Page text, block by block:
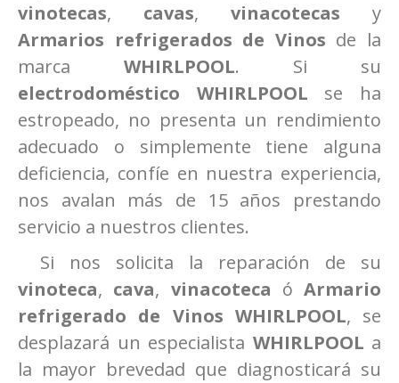
vinotecas, cavas, vinacotecas y
Armarios refrigerados de Vinos de la
marca WHIRLPOOL. Si su
electrodoméstico WHIRLPOOL se ha
estropeado, no presenta un rendimiento
adecuado o simplemente tiene alguna
deficiencia, confíe en nuestra experiencia,
nos avalan más de 15 años prestando
servicio a nuestros clientes.
Si nos solicita la reparación de su
vinoteca, cava, vinacoteca ó Armario
refrigerado de Vinos WHIRLPOOL, se
desplazará un especialista WHIRLPOOL a
la mayor brevedad que diagnosticará su